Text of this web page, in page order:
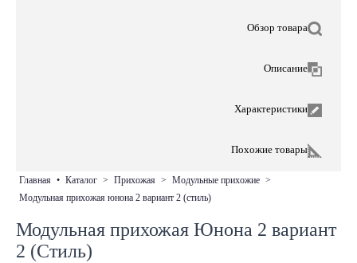
Обзор товара
Описание
Характеристики
Похожие товары
главная • каталог > прихожая > модульные прихожие >
модульная прихожая юнона 2 вариант 2 (стиль)
Модульная прихожая Юнона 2 вариант
2 (Стиль)